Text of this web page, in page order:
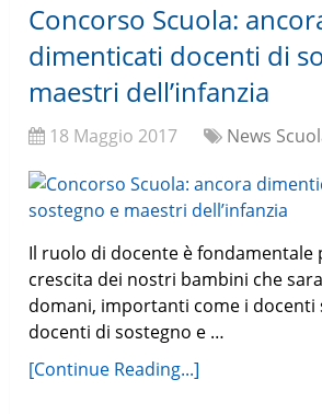
Concorso Scuola:
dimenticati docenti di
maestri dell’infanzia
18 Maggio 2017 News
Il ruolo di docente è fondamentale
crescita dei nostri bambini che
domani, importanti come i docenti
docenti di sostegno e …
[Continue Reading...]